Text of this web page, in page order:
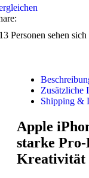
Personen sehen
Zusätzliche
Shipping &
Apple
starke Pro-
Kreativität